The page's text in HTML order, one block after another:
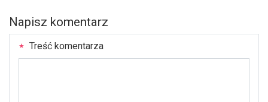
Napisz komentarz
Treść komentarza